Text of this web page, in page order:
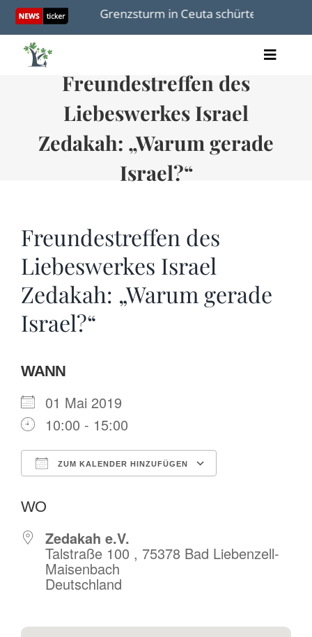
Skip
content
Grenzsturm in Ceuta schürte
Toggle
Bücher
Termine
Spenden
Freundestreffen des
Liebeswerkes Israel
Zedakah: „Warum gerade
Israel?“
Freundestreffen des
Liebeswerkes Israel
Zedakah: „Warum gerade
Israel?“
WANN
01 Mai 2019
10:00 - 15:00
ZUM KALENDER HINZUFÜGEN
WO
Zedakah e.V.
Talstraße 100 , 75378 Bad Liebenzell-
Maisenbach
Deutschland